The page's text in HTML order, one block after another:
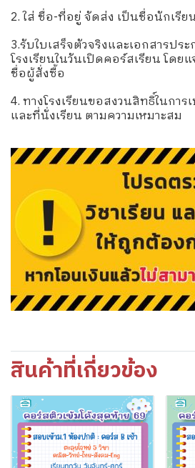
2. ใส่ ชื่อ-ที่อยู่ จัดส่ง เป็นชื่อนักเรีย
3.รับใบเสร็จตัวจริงและเอกสารปร
โรงเรียนในวันเปิดคอร์สเรียน โดย
ชื่อผู้สั่งซื้อ
4. ทางโรงเรียนขอสงวนสิทธิ์ในกา
และที่นั่งเรียน ตามความเหมาะสม
สินค้าที่เกี่ยวข้อง